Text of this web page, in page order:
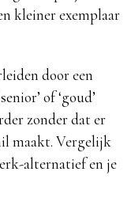
kleiner exemplaar
door een
of ‘goud’
zonder dat er
maakt. Vergelijk
alternatief en je